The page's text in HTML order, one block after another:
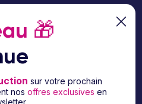
🎁
sur votre prochain
nosoffres exclusives en